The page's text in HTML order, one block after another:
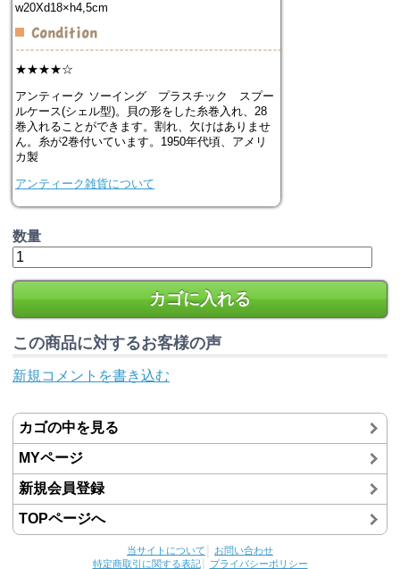
w20Xd18×h4,5cm
★★★★☆
アンティーク ソーイング プラスチック スプー
ルケース(シェル型)。貝の形をした糸巻入れ、28
巻入れることができます。割れ、欠けはありませ
ん。糸が2巻付いています。1950年代頃、アメリ
カ製
アンティーク雑貨について
数量
カゴに入れる
この商品に対するお客様の声
新規コメントを書き込む
カゴの中を見る
MYページ
新規会員登録
TOPページへ
当サイトについて
お問い合わせ
特定商取引に関する表記│ プライバシーポリシー